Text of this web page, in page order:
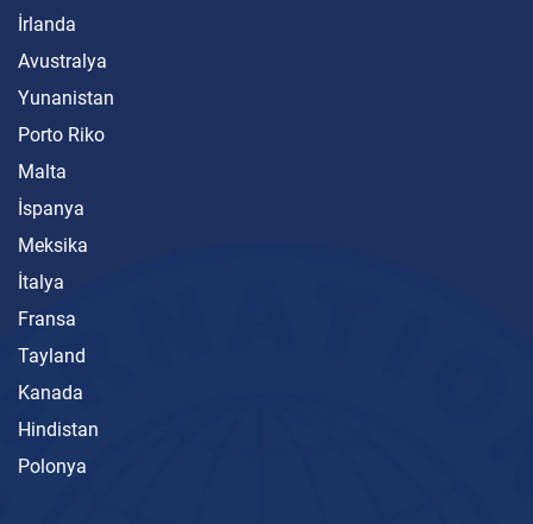
İrlanda
Avustralya
Yunanistan
Porto Riko
Malta
İspanya
Meksika
İtalya
Fransa
Tayland
Kanada
Hindistan
Polonya